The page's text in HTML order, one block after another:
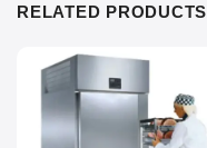
RELATED PRODUCTS